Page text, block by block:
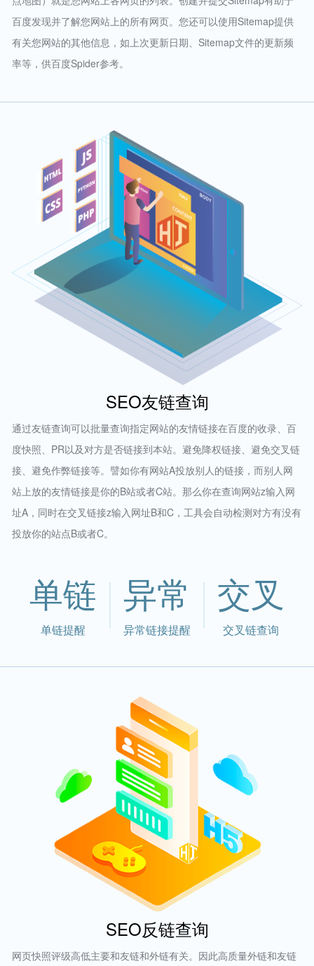
百度发现并了解您网站上的所有网页。您还可以使用Sitemap提供
有关您网站的其他信息，如上次更新日期、Sitemap文件的更新频
率等，供百度Spider参考。
SEO友链查询
通过友链查询可以批量查询指定网站的友情链接在百度的收录、百
度快照、PR以及对方是否链接到本站。避免降权链接、避免交叉链
接、避免作弊链接等。譬如你有网站A投放别人的链接，而别人网
站上放的友情链接是你的B站或者C站。那么你在查询网站z输入网
址A，同时在交叉链接z输入网址B和C，工具会自动检测对方有没有
投放你的站点B或者C。
单链
单链提醒
异常
异常链接提醒
交叉
交叉链查询
SEO反链查询
网页快照评级高低主要和友链和外链有关。因此高质量外链和友链